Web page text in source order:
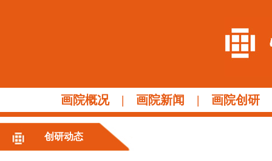
画院概况 | 画院新闻 | 画院创研
创研动态